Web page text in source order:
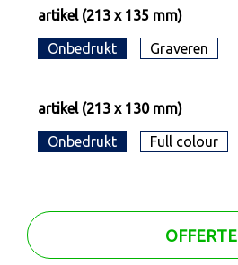
artikel (213 x 135 mm)
Onbedrukt Graveren
artikel (213 x 130 mm)
Onbedrukt Full colour
OFFERTE